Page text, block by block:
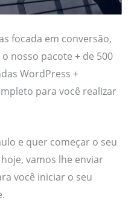
focada em conversão,
nosso pacote + de 500
WordPress +
para você realizar
e quer começar o seu
vamos lhe enviar
você iniciar o seu